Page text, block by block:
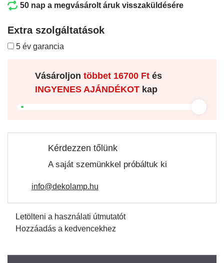
50 nap a megvásárolt áruk visszaküldésére
Extra szolgáltatások
5 év garancia
Vásároljon többet16700 Ftés
INGYENES AJÁNDÉKOTkap
Kérdezzen tőlünk
A saját szemünkkel próbáltuk ki
info@dekolamp.hu
Letölteni a használati útmutatót
Hozzáadás a kedvencekhez